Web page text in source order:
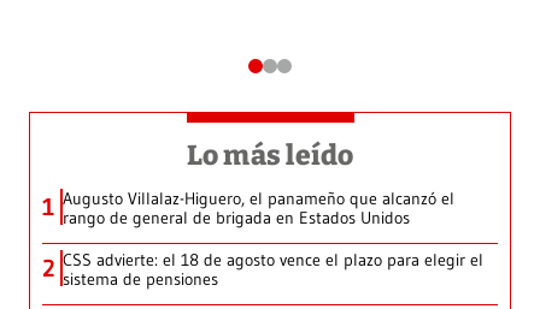
Lo más leído
1 Augusto Villalaz-Higuero, el panameño que alcanzó el
rango de general de brigada en Estados Unidos
2 CSS advierte: el 18 de agosto vence el plazo para elegir el
sistema de pensiones